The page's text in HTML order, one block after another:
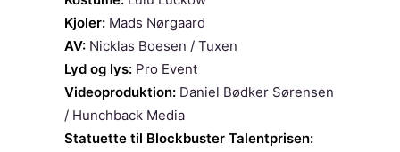
Kjoler: Mads Nørgaard
AV: Nicklas Boesen / Tuxen
Lyd og lys: Pro Event
Videoproduktion: Daniel Bødker Sørensen
/ Hunchback Media
Statuette til Blockbuster Talentprisen: